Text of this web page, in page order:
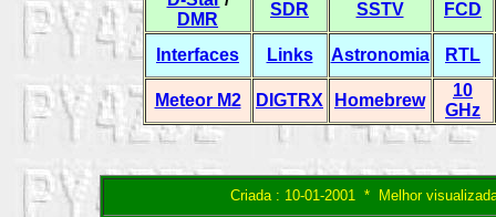
DMR
SDR SSTV FCD
Interfaces Links Astronomia RTL
Meteor M2 DIGTRX Homebrew
10
GHz
Criada : 10-01-2001 * Melhor